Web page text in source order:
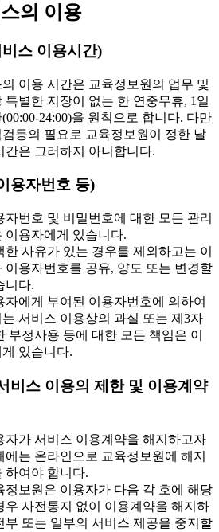
의 이용
스 이용시간)
이용 시간은 교육정보원의 업무 및
특별한 지장이 없는 한 연중무휴, 1일
(00:00-24:00)을 원칙으로 합니다. 다만
등의 필요로 교육정보원이 정한 날
간은 그러하지 아니합니다.
용자번호 등)
번호 및 비밀번호에 대한 모든 관리
이용자에게 있습니다.
사유가 있는 경우를 제외하고는 이
이용자번호를 공유, 양도 또는 변경할
니다.
에게 부여된 이용자번호에 의하여
서비스 이용상의 과실 또는 제3자
부정사용 등에 대한 모든 책임은 이
있습니다.
비스 이용의 제한 및 이용계약
가 서비스 이용계약을 해지하고자
에는 온라인으로 교육정보원에 해지
하여야 합니다.
보원은 이용자가 다음 각 호에 해당
우 사전통지 없이 이용계약을 해지하
부 또는 일부의 서비스 제공을 중지할